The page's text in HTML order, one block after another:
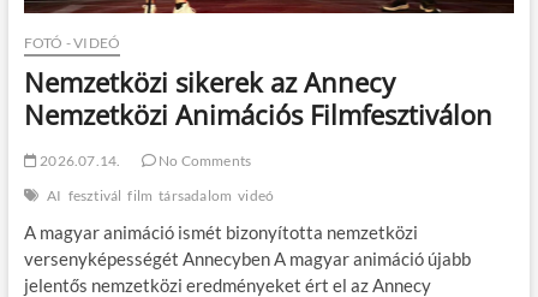
FOTÓ - VIDEÓ
Nemzetközi sikerek az Annecy
Nemzetközi Animációs Filmfesztiválon
2026.07.14.
No Comments
AI fesztivál film társadalom videó
A magyar animáció ismét bizonyította nemzetközi
versenyképességét Annecyben A magyar animáció újabb
jelentős nemzetközi eredményeket ért el az Annecy